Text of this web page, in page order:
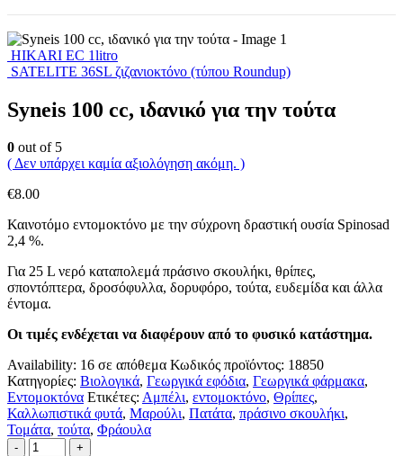
HIKARI EC 1litro
SATELITE 36SL ζιζανιοκτόνο (τύπου Roundup)
Syneis 100 cc, ιδανικό για την τούτα
0 out of 5
( Δεν υπάρχει καμία αξιολόγηση ακόμη. )
€8.00
Καινοτόμο εντομοκτόνο με την σύχρονη δραστική ουσία Spinosad
2,4 %.
Για 25 L νερό καταπολεμά πράσινο σκουλήκι, θρίπες,
σποντόπτερα, δροσόφυλλα, δορυφόρο, τούτα, ευδεμίδα και άλλα
έντομα.
Οι τιμές ενδέχεται να διαφέρουν από το φυσικό κατάστημα.
Availability: 16 σε απόθεμα Κωδικός προϊόντος: 18850
Κατηγορίες: Βιολογικά, Γεωργικά εφόδια, Γεωργικά φάρμακα,
Εντομοκτόνα Ετικέτες: Αμπέλι, εντομοκτόνο, Θρίπες,
Καλλωπιστικά φυτά, Μαρούλι, Πατάτα, πράσινο σκουλήκι,
Τομάτα, τούτα, Φράουλα
-
+